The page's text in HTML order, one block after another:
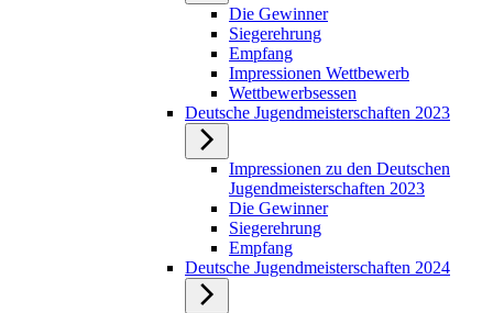
Die Gewinner
Siegerehrung
Empfang
Impressionen Wettbewerb
Wettbewerbsessen
Deutsche Jugendmeisterschaften 2023
Impressionen zu den Deutschen
Jugendmeisterschaften 2023
Die Gewinner
Siegerehrung
Empfang
Deutsche Jugendmeisterschaften 2024